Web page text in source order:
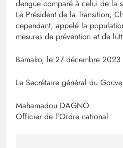
dengue comparé à celui de la
Le Président de la Transition,
cependant, appelé la
mesures de prévention et de
Bamako, le 27 décembre 2023
Le Secrétaire général du
Mahamadou DAGNO
Officier de l’Ordre national